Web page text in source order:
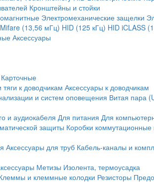
Кронштейны и стойки
Электромеханические защелки
Mifare (13,56 мГц) HID (125 кГц) HID iCLASS
Аксессуары
Карточные
к доводчикам Аксессуары к доводчикам
и систем оповещения Витая пара
и аудиокабеля Для питания Для
защиты Коробки
Аксессуары для труб Кабель-каналы и
Метизы Изолента, термоусадка
и клеммные колодки Резисторы